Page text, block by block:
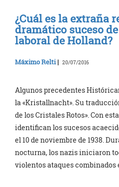
¿Cuál es la extraña
dramático suceso
laboral de Holland?
Máximo Relti| 20/07/2016
Algunos precedentes
la «Kristallnacht». Su
de los Cristales Rotos». Con
identifican los sucesos
el 10 de noviembre de 1938.
nocturna, los nazis iniciaron
violentos ataques combinados